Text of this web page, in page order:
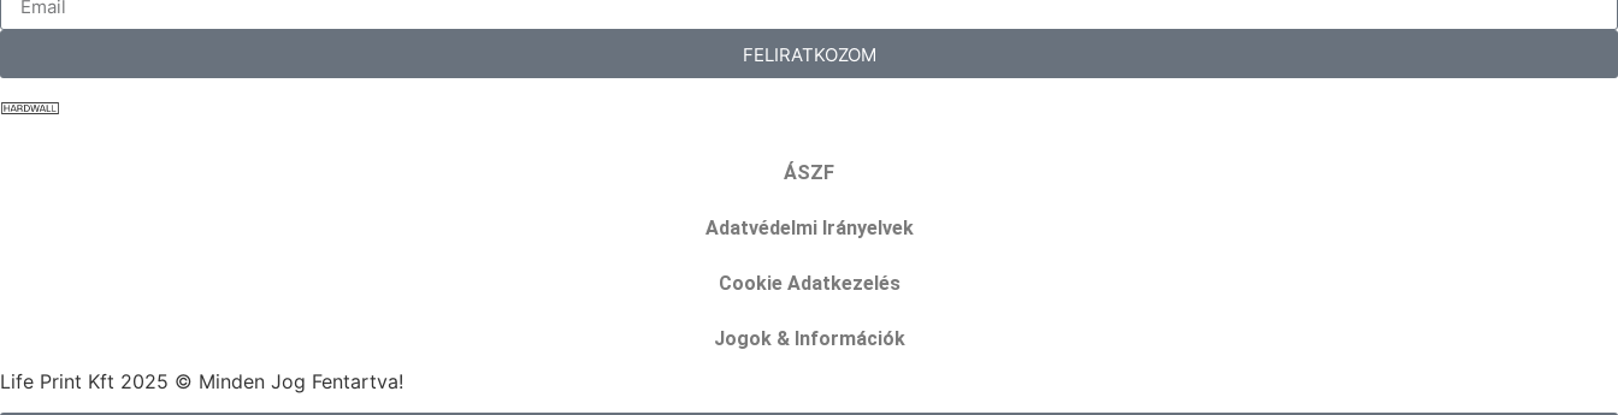
FELIRATKOZOM
ÁSZF
Adatvédelmi Irányelvek
Cookie Adatkezelés
Jogok & Információk
Life Print Kft 2025 © Minden Jog Fentartva!